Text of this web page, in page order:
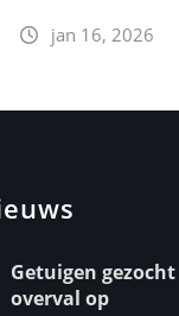
jan 16, 2026
Getuigen
overval op